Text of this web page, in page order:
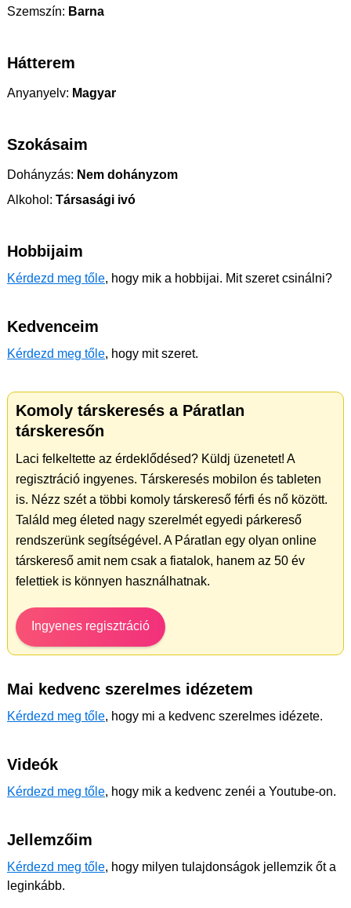
Szemszín: Barna
Hátterem
Anyanyelv: Magyar
Szokásaim
Dohányzás: Nem dohányzom
Alkohol: Társasági ivó
Hobbijaim
Kérdezd meg tőle, hogy mik a hobbijai. Mit szeret csinálni?
Kedvenceim
Kérdezd meg tőle, hogy mit szeret.
Komoly társkeresés a Páratlan
társkeresőn
Laci felkeltette az érdeklődésed? Küldj üzenetet! A
regisztráció ingyenes. Társkeresés mobilon és tableten
is. Nézz szét a többi komoly társkereső férfi és nő között.
Találd meg életed nagy szerelmét egyedi párkereső
rendszerünk segítségével. A Páratlan egy olyan online
társkereső amit nem csak a fiatalok, hanem az 50 év
felettiek is könnyen használhatnak.
Ingyenes regisztráció
Mai kedvenc szerelmes idézetem
Kérdezd meg tőle, hogy mi a kedvenc szerelmes idézete.
Videók
Kérdezd meg tőle, hogy mik a kedvenc zenéi a Youtube-on.
Jellemzőim
Kérdezd meg tőle, hogy milyen tulajdonságok jellemzik őt a
leginkább.